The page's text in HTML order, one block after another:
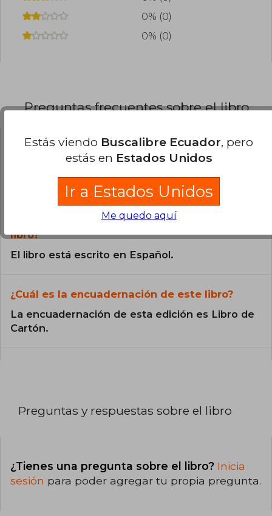
0% (0)
0% (0)
Preguntas frecuentes sobre el libro
¿El libro es original?
catálogo son Originales.
¿En qué Idioma está escrito el
libro?
El libro está escrito en Español.
¿Cuál es la encuadernación de este libro?
La encuadernación de esta edición es Libro de
Cartón.
Preguntas y respuestas sobre el libro
¿Tienes una pregunta sobre el libro? Inicia
sesión para poder agregar tu propia pregunta.
Estás viendo Buscalibre Ecuador, pero
estás en Estados Unidos
Ir a Estados Unidos
Me quedo aquí